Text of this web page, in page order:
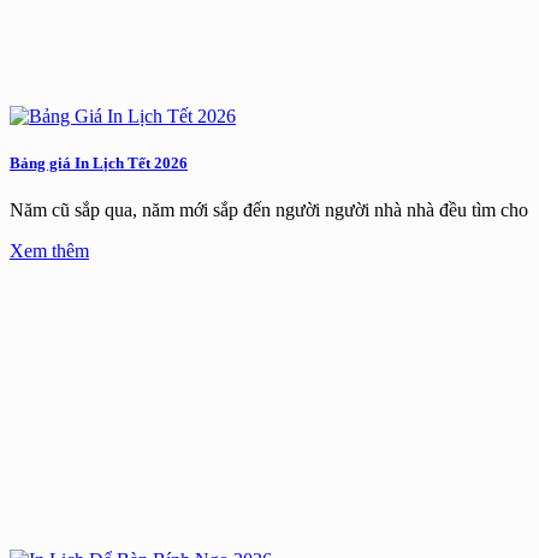
Bảng giá In Lịch Tết 2026
Năm cũ sắp qua, năm mới sắp đến người người nhà nhà đều tìm cho
Xem thêm